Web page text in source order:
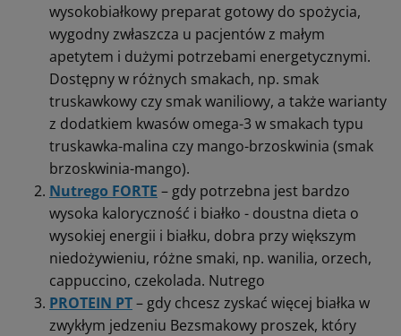
wysokobiałkowy preparat gotowy do spożycia,
wygodny zwłaszcza u pacjentów z małym
apetytem i dużymi potrzebami energetycznymi.
Dostępny w różnych smakach, np. smak
truskawkowy czy smak waniliowy, a także warianty
z dodatkiem kwasów omega-3 w smakach typu
truskawka-malina czy mango-brzoskwinia (smak
brzoskwinia-mango).
Nutrego FORTE – gdy potrzebna jest bardzo
wysoka kaloryczność i białko - doustna dieta o
wysokiej energii i białku, dobra przy większym
niedożywieniu, różne smaki, np. wanilia, orzech,
cappuccino, czekolada. Nutrego
PROTEIN PT– gdy chcesz zyskać więcej białka w
zwykłym jedzeniu Bezsmakowy proszek, który